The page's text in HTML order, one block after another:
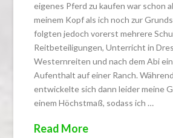
eigenes Pferd zu kaufen war schon
meinem Kopf als ich noch zur
folgten jedoch vorerst mehrere
Reitbeteiligungen, Unterricht in
Westernreiten und nach dem Abi
Aufenthalt auf einer Ranch.
entwickelte sich dann leider meine
einem Höchstmaß, sodass ich …
Read More